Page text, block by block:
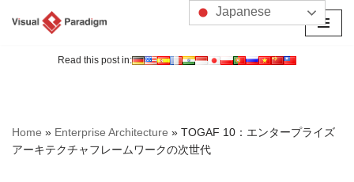
へ
ス
Read this post in:
Home » Enterprise Architecture » TOGAF 10：エンタープライズ
アーキテクチャフレームワークの次世代
Japanese